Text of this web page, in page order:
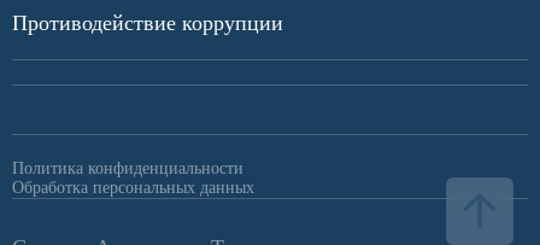
Противодействие коррупции
Политика конфиденциальности
Обработка персональных данных